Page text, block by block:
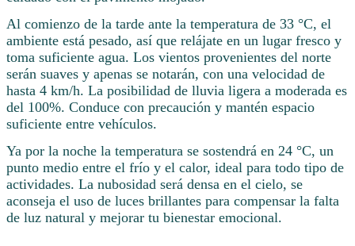
Al comienzo de la tarde ante la temperatura de 33 °C, el
ambiente está pesado, así que relájate en un lugar fresco y
toma suficiente agua. Los vientos provenientes del norte
serán suaves y apenas se notarán, con una velocidad de
hasta 4 km/h. La posibilidad de lluvia ligera a moderada es
del 100%. Conduce con precaución y mantén espacio
suficiente entre vehículos.
Ya por la noche la temperatura se sostendrá en 24 °C, un
punto medio entre el frío y el calor, ideal para todo tipo de
actividades. La nubosidad será densa en el cielo, se
aconseja el uso de luces brillantes para compensar la falta
de luz natural y mejorar tu bienestar emocional.